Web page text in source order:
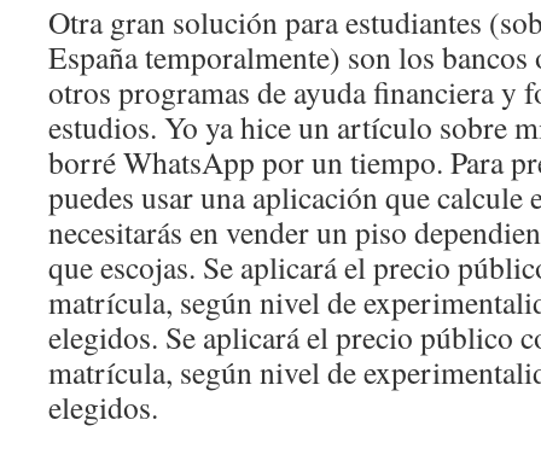
Otra gran solución para estudiantes
España temporalmente) son los
otros programas de ayuda financiera y
estudios. Yo ya hice un artículo sobre
borré WhatsApp por un tiempo. Para
puedes usar una aplicación que calcule
necesitarás en vender un piso
que escojas. Se aplicará el precio
matrícula, según nivel de
elegidos. Se aplicará el precio público
matrícula, según nivel de
elegidos.